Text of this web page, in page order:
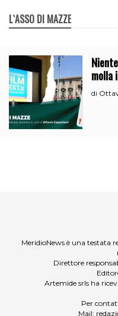
L`ASSO DI MAZZE
molla
ciciri?
di
MeridioNews è una testata
Direttore
Artemide srls ha
Per
Mail: